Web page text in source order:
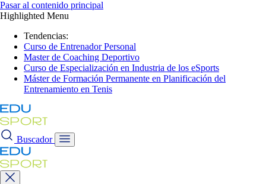
Pasar al contenido principal
Highlighted Menu
Tendencias:
Curso de Entrenador Personal
Master de Coaching Deportivo
Curso de Especialización en Industria de los eSports
Máster de Formación Permanente en Planificación del
Entrenamiento en Tenis
Buscador